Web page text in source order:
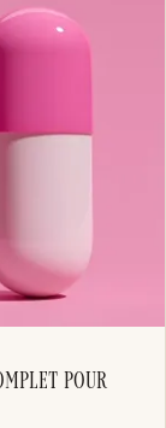
pour